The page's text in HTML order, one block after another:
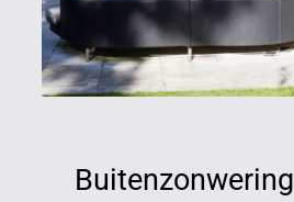
Buitenzonwering